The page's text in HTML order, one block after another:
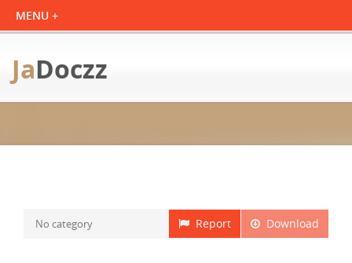
JaDoczz
Download
Report
No category